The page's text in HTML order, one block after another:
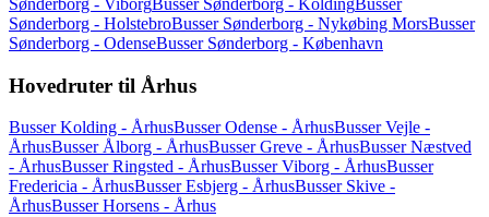
Sønderborg - HolstebroBusser Sønderborg - Nykøbing MorsBusser
Sønderborg - OdenseBusser Sønderborg - København
Hovedruter til Århus
Busser Kolding - ÅrhusBusser Odense - ÅrhusBusser Vejle -
ÅrhusBusser Ålborg - ÅrhusBusser Greve - ÅrhusBusser Næstved
- ÅrhusBusser Ringsted - ÅrhusBusser Viborg - ÅrhusBusser
Fredericia - ÅrhusBusser Esbjerg - ÅrhusBusser Skive -
ÅrhusBusser Horsens - Århus